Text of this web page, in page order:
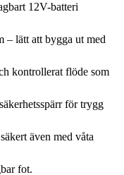
12V-batteri
– lätt att bygga ut med
kontrollerat flöde som
för trygg
även med våta
fot.